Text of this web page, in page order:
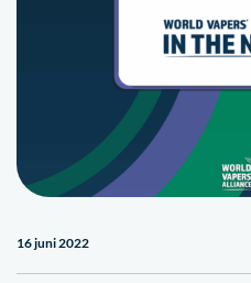
16 juni 2022